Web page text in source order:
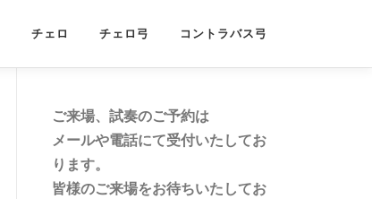
チェロ チェロ弓 コントラバス弓
ご来場、試奏のご予約は
メールや電話にて受付いたしてお
ります。
皆様のご来場をお待ちいたしてお